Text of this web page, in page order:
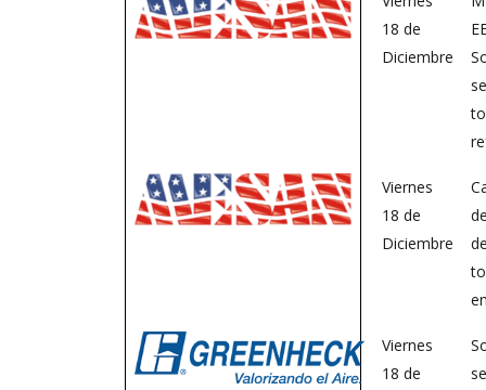
18 de
Diciembre
Viernes
18 de
Diciembre
Viernes
18 de